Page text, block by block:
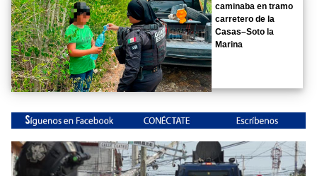
caminaba en tramo
carretero de la
Casas–Soto la
Marina